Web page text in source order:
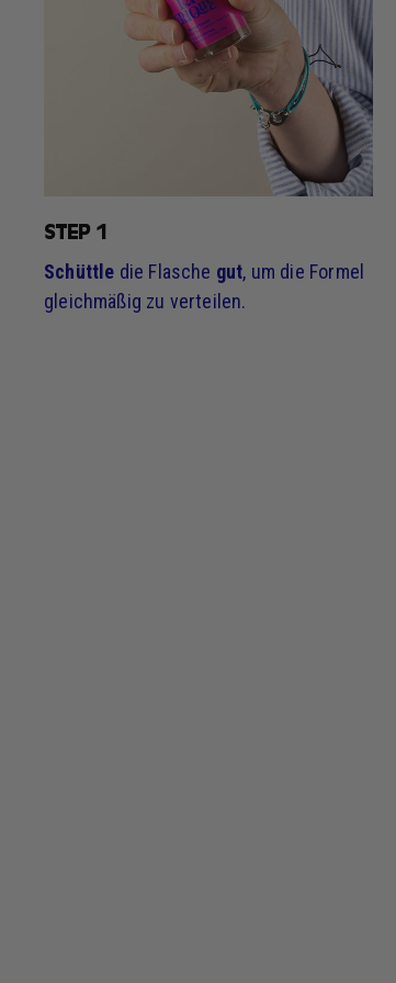
STEP 1
Schüttle die Flasche gut, um die Formel
gleichmäßig zu verteilen.